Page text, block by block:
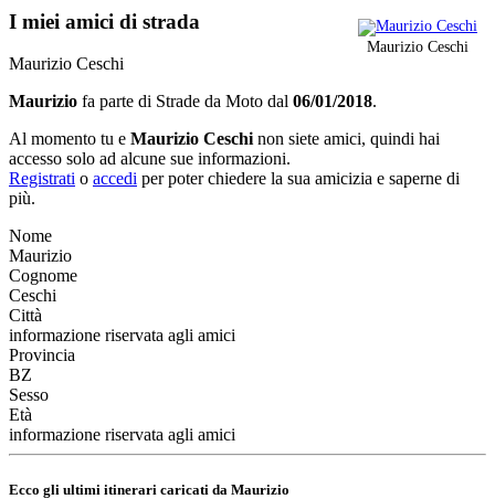
Maurizio Ceschi
I miei amici di strada
Maurizio Ceschi
Maurizio fa parte di Strade da Moto dal 06/01/2018.
Al momento tu e Maurizio Ceschinon siete amici, quindi hai
accesso solo ad alcune sue informazioni.
Registrati o accedi per poter chiedere la sua amicizia e saperne di
più.
Nome
Maurizio
Cognome
Ceschi
Città
informazione riservata agli amici
Provincia
BZ
Sesso
Età
informazione riservata agli amici
Ecco gli ultimi itinerari caricati da Maurizio